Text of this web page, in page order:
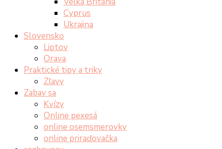
Cyprus
Ukrajina
Slovensko
Liptov
Orava
Praktické tipy a triky
Zľavy
Zabav sa
Kvízy
Online pexesá
online osemsmerovky
online priraďovačka